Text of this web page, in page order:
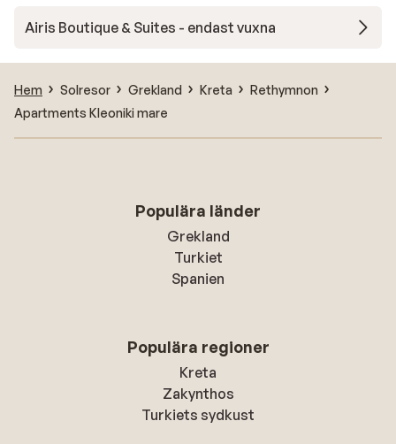
Airis Boutique & Suites - endast vuxna
Hem Solresor Grekland Kreta
Rethymnon
Apartments Kleoniki mare
Populära länder
Grekland
Turkiet
Spanien
Populära regioner
Kreta
Zakynthos
Turkiets sydkust